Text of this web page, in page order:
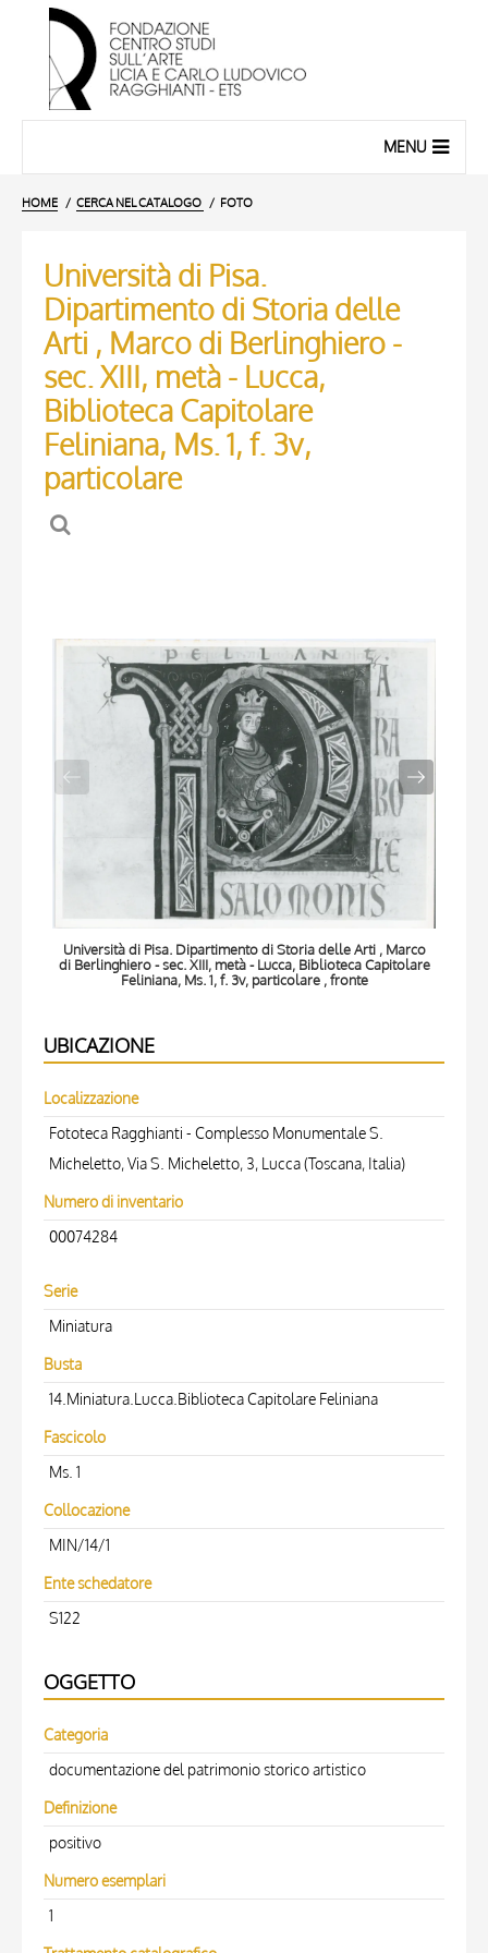
MENU
HOME CERCA NEL CATALOGO FOTO
Università di Pisa.
Dipartimento di Storia delle
Arti , Marco di Berlinghiero -
sec. XIII, metà - Lucca,
Biblioteca Capitolare
Feliniana, Ms. 1, f. 3v,
particolare
Università di Pisa. Dipartimento di Storia delle Arti , Marco
di Berlinghiero - sec. XIII, metà - Lucca, Biblioteca Capitolare
Feliniana, Ms. 1, f. 3v, particolare , fronte
UBICAZIONE
Localizzazione
Fototeca Ragghianti - Complesso Monumentale S.
Micheletto, Via S. Micheletto, 3, Lucca (Toscana, Italia)
Numero di inventario
00074284
Serie
Miniatura
Busta
14.Miniatura.Lucca.Biblioteca Capitolare Feliniana
Fascicolo
Ms. 1
Collocazione
MIN/14/1
Ente schedatore
S122
OGGETTO
Categoria
documentazione del patrimonio storico artistico
Definizione
positivo
Numero esemplari
1